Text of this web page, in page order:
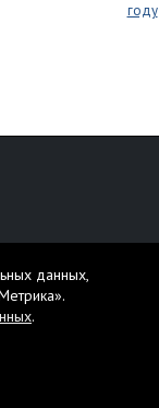
году
данных
материалы 16+.
нажмите Ctrl+Enter.
данных,
.